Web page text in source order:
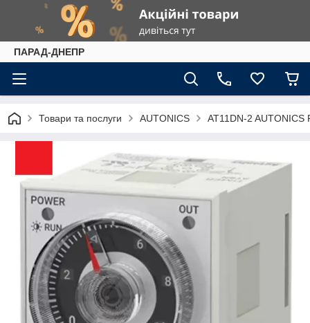
ПАРАД-ДНЕПР
Товари та послуги AUTONICS AT11DN-2 AUTONICS